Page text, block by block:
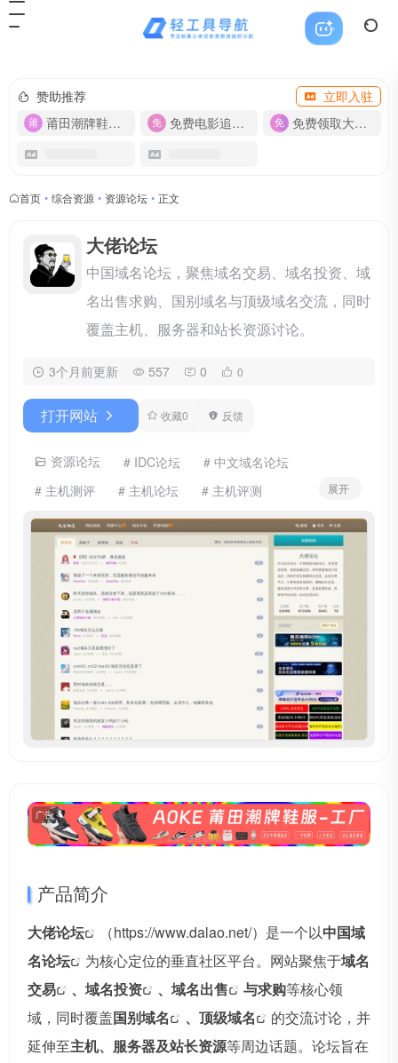
赞助推荐
立即入驻
莆田潮牌鞋服-货源
免费电影追剧APP 免费领取大流量卡【500G】
首页 • 综合资源 • 资源论坛 • 正文
大佬论坛
中国域名论坛，聚焦域名交易、域名投资、域
名出售求购、国别域名与顶级域名交流，同时
覆盖主机、服务器和站长资源讨论。
3个月前更新 557 0 0
打开网站 收藏0 反馈
资源论坛 # IDC论坛
# 中文域名论坛
# 主机测评
# 主机论坛
# 主机评测
# 主题插件资源
# 博客论坛
# 国别域名
# 域名买卖
# 域名交易 # 域名交流
# 域名出售
# 域名市场
# 域名投资 # 域名求购
# 域名论坛
# 域名资讯
# 大佬论坛
# 服务器测评
# 服务器选购
# 顶级域名
展开
广告
产品简介
大佬论坛 （https://www.dalao.net/）是一个以中国域
名论坛
为核心定位的垂直社区平台。网站聚焦于域名
交易
、 域名投资 、 域名出售 与求购等核心领
域，同时覆盖国别域名 、 顶级域名
的交流讨论，并
延伸至主机、服务器及站长资源等周边话题。论坛旨在